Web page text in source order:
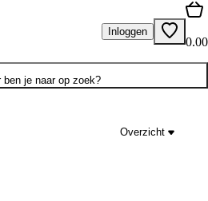
Inloggen
0.00
ben je naar op zoek?
Overzicht